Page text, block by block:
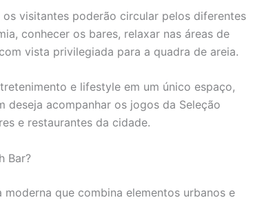
os visitantes poderão circular pelos diferentes
conhecer os bares, relaxar nas áreas de
vista privilegiada para a quadra de areia.
e lifestyle em um único espaço,
deseja acompanhar os jogos da Seleção
e restaurantes da cidade.
Bar?
moderna que combina elementos urbanos e